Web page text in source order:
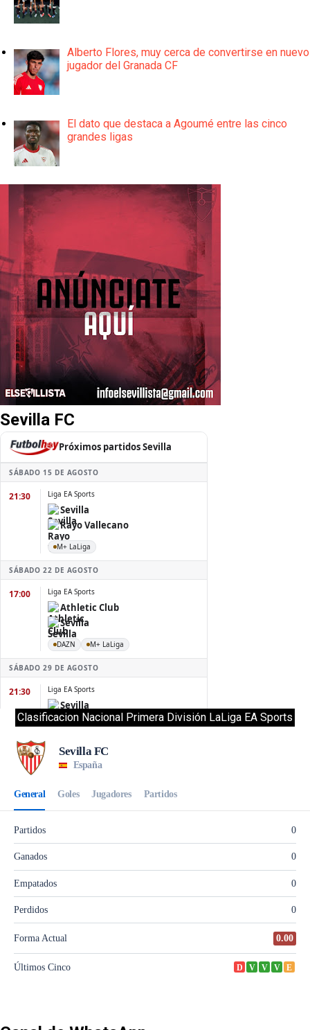
Alberto Flores, muy cerca de convertirse en nuevo
jugador del Granada CF
El dato que destaca a Agoumé entre las cinco
grandes ligas
Sevilla FC
Clasificacion Nacional Primera División LaLiga EA Sports